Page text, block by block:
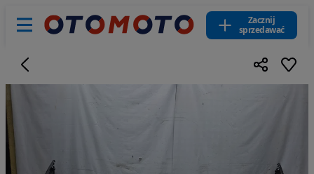
Zacznij
sprzedawać